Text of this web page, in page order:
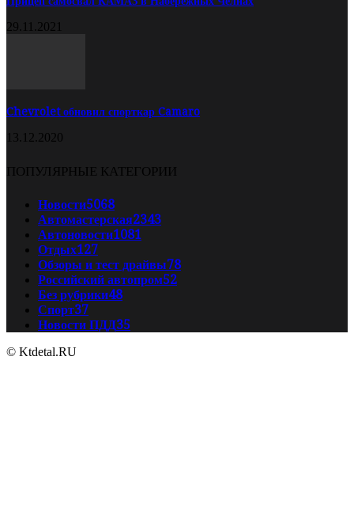
29.11.2021
Chevrolet обновил спорткар Camaro
13.12.2020
ПОПУЛЯРНЫЕ КАТЕГОРИИ
Новости5068
Автомастерская2343
Автоновости1081
Отдых127
Обзоры и тест драйвы78
Российский автопром52
Без рубрики48
Спорт37
Новости ПДД35
© Ktdetal.RU